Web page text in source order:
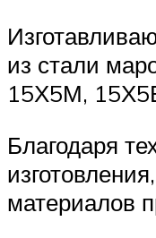
из стали
15Х5М,
Благодаря
материалов